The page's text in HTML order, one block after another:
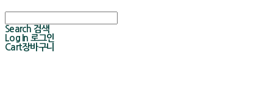
Search 검색
Log In 로그인
Cart장바구니